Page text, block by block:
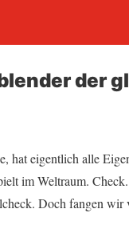
der
hat eigentlich alle
im Weltraum.
Doch fangen